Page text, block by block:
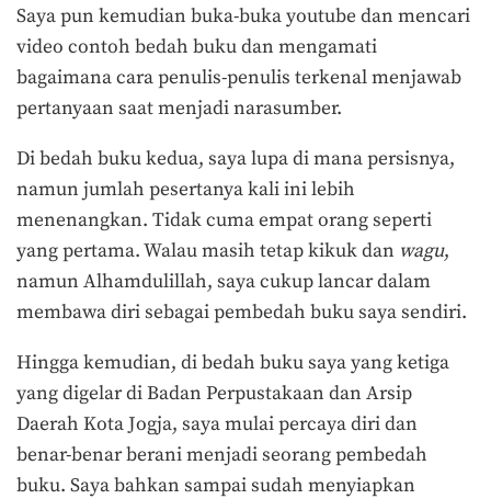
Saya pun kemudian buka-buka youtube dan mencari
video contoh bedah buku dan mengamati
bagaimana cara penulis-penulis terkenal menjawab
pertanyaan saat menjadi narasumber.
Di bedah buku kedua, saya lupa di mana persisnya,
namun jumlah pesertanya kali ini lebih
menenangkan. Tidak cuma empat orang seperti
yang pertama. Walau masih tetap kikuk dan wagu,
namun Alhamdulillah, saya cukup lancar dalam
membawa diri sebagai pembedah buku saya sendiri.
Hingga kemudian, di bedah buku saya yang ketiga
yang digelar di Badan Perpustakaan dan Arsip
Daerah Kota Jogja, saya mulai percaya diri dan
benar-benar berani menjadi seorang pembedah
buku. Saya bahkan sampai sudah menyiapkan